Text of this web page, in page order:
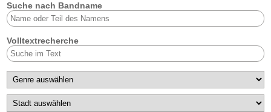
Suche nach Bandname
Volltextrecherche